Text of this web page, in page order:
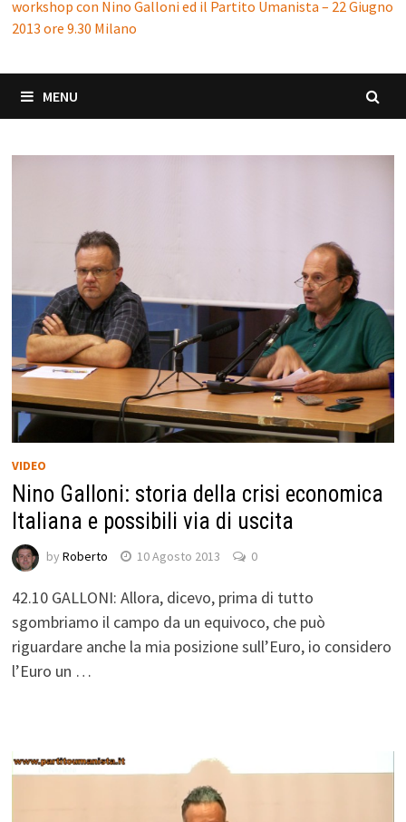
workshop con Nino Galloni ed il Partito Umanista – 22 Giugno
2013 ore 9.30 Milano
MENU
VIDEO
Nino Galloni: storia della crisi economica
Italiana e possibili via di uscita
by Roberto 10 Agosto 2013 0
42.10 GALLONI: Allora, dicevo, prima di tutto
sgombriamo il campo da un equivoco, che può
riguardare anche la mia posizione sull’Euro, io considero
l’Euro un …